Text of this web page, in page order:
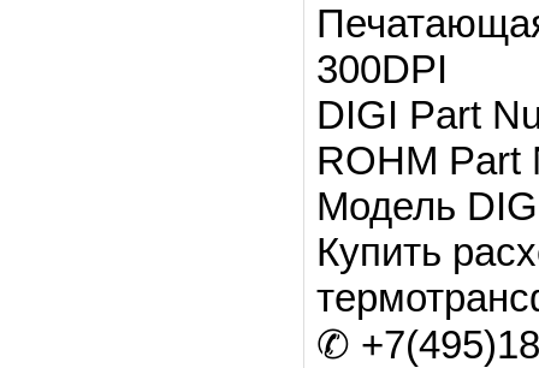
300DPI
DIGI Part
ROHM Part
Модель
Купить
✆